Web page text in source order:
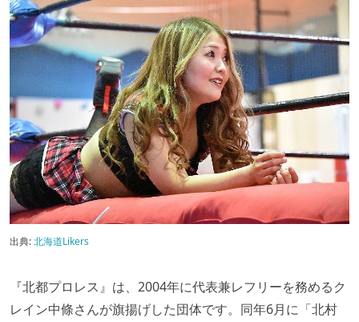
出典:北海道Likers
『北都プロレス』は、2004年に代表兼レフリーを務めるク
レイン中條さんが旗揚げした団体です。同年6月に「北村